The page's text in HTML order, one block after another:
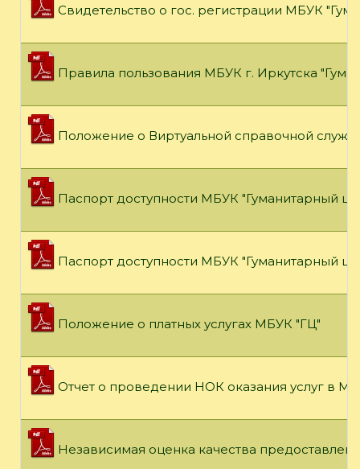
Свидетельство о гос. регистрации МБУК
Правила пользования МБУК г. Иркутска
Положение о Виртуальной справочной
Паспорт доступности МБУК "Гуманитарный
Паспорт доступности МБУК "Гуманитарный
Положение о платных услугах МБУК "ГЦ"
Отчет о проведении НОК оказания услуг в
Независимая оценка качества